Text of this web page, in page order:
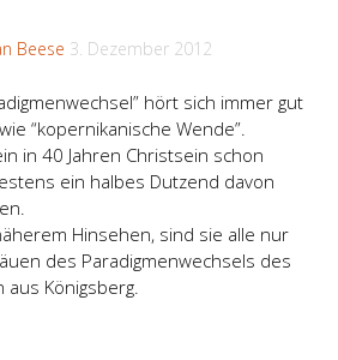
Beese 3. Dezember 2012
hört sich immer gut
“kopernikanische Wende”.
in 40 Jahren Christsein schon
ein halbes Dutzend davon
Hinsehen, sind sie alle nur
des Paradigmenwechsels des
Königsberg.